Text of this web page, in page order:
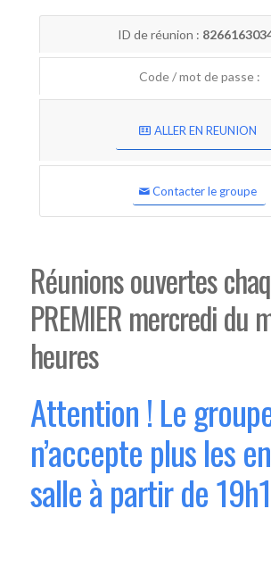
ID de réunion :
Code / mot de passe :
ALLER EN REUNION
Contacter le groupe
Réunions ouvertes
PREMIER mercredi du
heures
Attention ! Le
n’accepte plus les
salle à partir de